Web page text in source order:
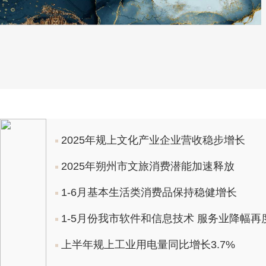
2025年规上文化产业企业营收稳步增长
2025年朔州市文旅消费潜能加速释放
1-6月基本生活类消费品保持稳健增长
1-5月份我市软件和信息技术 服务业降幅再
上半年规上工业用电量同比增长3.7%